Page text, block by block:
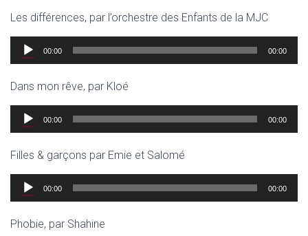
Les différences, par l’orchestre des Enfants de la MJC
Lecteur
audio
00:00 00:00
Dans mon rêve, par Kloé
Lecteur
audio
00:00 00:00
Filles & garçons par Emie et Salomé
Lecteur
audio
00:00 00:00
Phobie, par Shahine